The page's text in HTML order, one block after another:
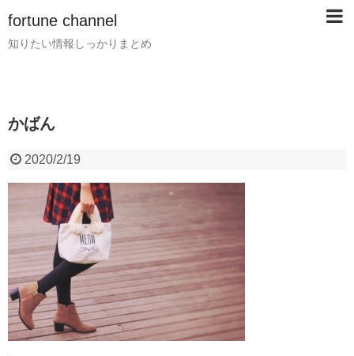
fortune channel
知りたい情報しっかりまとめ
かばん
2020/2/19